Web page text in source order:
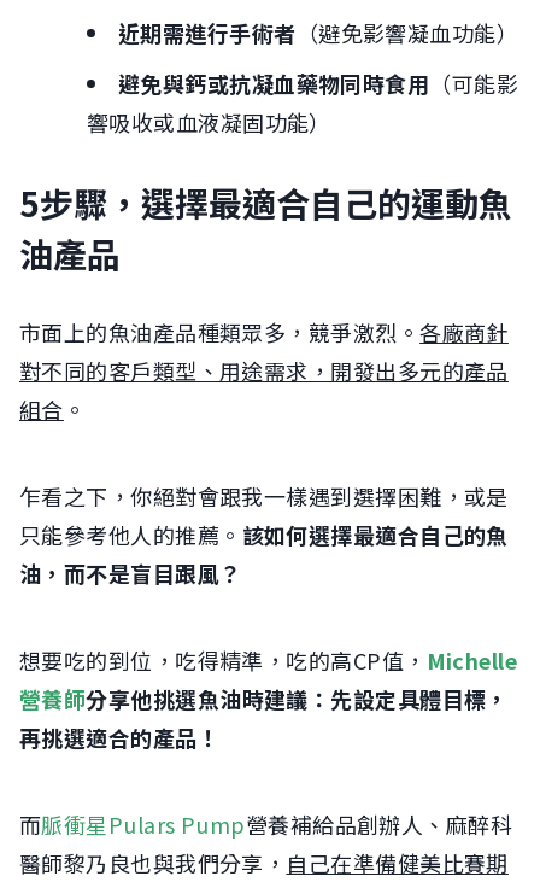
近期需進行手術者 （避免影響凝血功能）
避免與鈣或抗凝血藥物同時食用 （可能影
響吸收或血液凝固功能）
5步驟，選擇最適合自己的運動魚
油產品
市面上的魚油產品種類眾多，競爭激烈。各廠商針
對不同的客戶類型、用途需求，開發出多元的產品
組合 。
乍看之下，你絕對會跟我一樣遇到選擇困難，或是
只能參考他人的推薦。 該如何選擇最適合自己的魚
油，而不是盲目跟風？
想要吃的到位，吃得精準，吃的高CP值， Michelle
營養師分享他挑選魚油時建議：先設定具體目標，
再挑選適合的產品！
而脈衝星Pulars Pump營養補給品創辦人、麻醉科
醫師黎乃良也與我們分享， 自己在準備健美比賽期